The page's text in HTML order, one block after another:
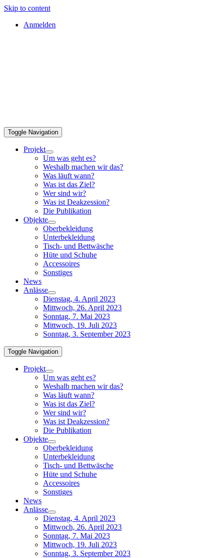
Skip to content
Anmelden
Toggle Navigation
Projekt
Um was geht es?
Weshalb machen wir das?
Was läuft wann?
Was ist das Ziel?
Wer sind wir?
Was ist Deakzession?
Die Publikation
Objekte
Oberbekleidung
Unterbekleidung
Tisch- und Bettwäsche
Hüte und Schuhe
Accessoires
Sonstiges
News
Anlässe
Dienstag, 4. April 2023
Mittwoch, 26. April 2023
Sonntag, 7. Mai 2023
Mittwoch, 19. Juli 2023
Sonntag, 3. September 2023
Toggle Navigation
Projekt
Um was geht es?
Weshalb machen wir das?
Was läuft wann?
Was ist das Ziel?
Wer sind wir?
Was ist Deakzession?
Die Publikation
Objekte
Oberbekleidung
Unterbekleidung
Tisch- und Bettwäsche
Hüte und Schuhe
Accessoires
Sonstiges
News
Anlässe
Dienstag, 4. April 2023
Mittwoch, 26. April 2023
Sonntag, 7. Mai 2023
Mittwoch, 19. Juli 2023
Sonntag, 3. September 2023